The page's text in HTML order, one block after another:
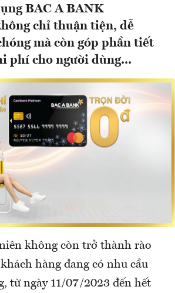
BAC A BANK
chỉ thuận tiện, dễ
mà còn góp phần tiết
phí cho người dùng...
không còn trở thành rào
hàng đang có nhu cầu
từ ngày 11/07/2023 đến hết